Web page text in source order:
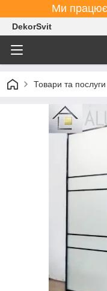
Ми
DekorSvit
Товари та послуги